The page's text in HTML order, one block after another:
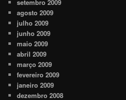
setembro 2009
agosto 2009
julho 2009
junho 2009
maio 2009
abril 2009
março 2009
fevereiro 2009
janeiro 2009
dezembro 2008